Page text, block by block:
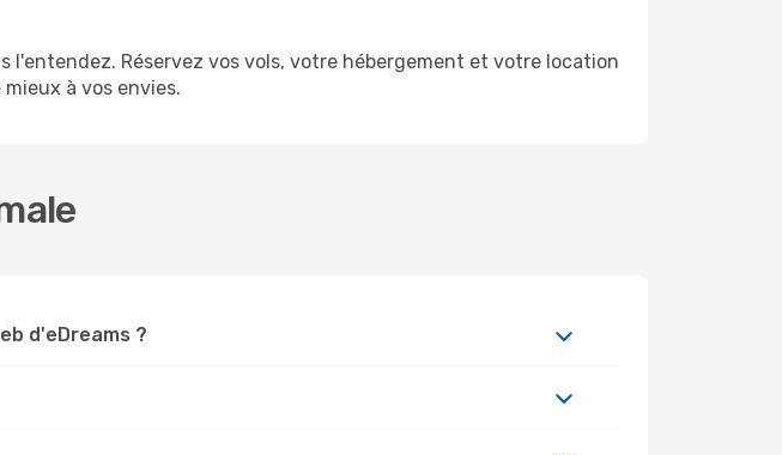
l'entendez. Réservez vos vols, votre hébergement et votre location
à vos envies.
d'eDreams ?